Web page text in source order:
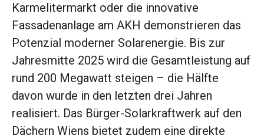
Karmelitermarkt oder die innovative
Fassadenanlage am AKH demonstrieren das
Potenzial moderner Solarenergie. Bis zur
Jahresmitte 2025 wird die Gesamtleistung auf
rund 200 Megawatt steigen – die Hälfte
davon wurde in den letzten drei Jahren
realisiert. Das Bürger-Solarkraftwerk auf den
Dächern Wiens bietet zudem eine direkte